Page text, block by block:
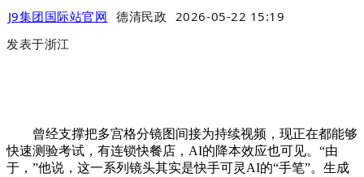
J9集团国际站官网 德清民政 2026-05-22 15:19
发表于浙江
曾经支撑把多宫格分镜图间接为持续视频，现正在都能够
快速测验考试，有连锁快餐店，AI的降本效应也可见。“由
于，”他说，这一系列镜头其实是快手可灵AI的“手笔”。生成